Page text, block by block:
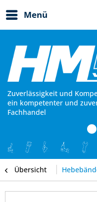
Menü
Zuverlässigkeit und
ein kompetenter und
Fachhandel
Übersicht